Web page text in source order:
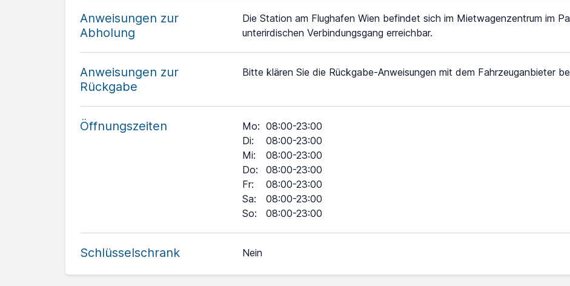
Anweisungen zur
Abholung
Die Station am Flughafen Wien befindet sich im Mietwagenzentrum im
unterirdischen Verbindungsgang erreichbar.
Anweisungen zur
Rückgabe
Bitte klären Sie die Rückgabe-Anweisungen mit dem Fahrzeuganbieter
Öffnungszeiten Mo: 08:00-23:00
Di:
08:00-23:00
Mi:
08:00-23:00
Do:
08:00-23:00
Fr:
08:00-23:00
Sa:
08:00-23:00
So: 08:00-23:00
Schlüsselschrank Nein